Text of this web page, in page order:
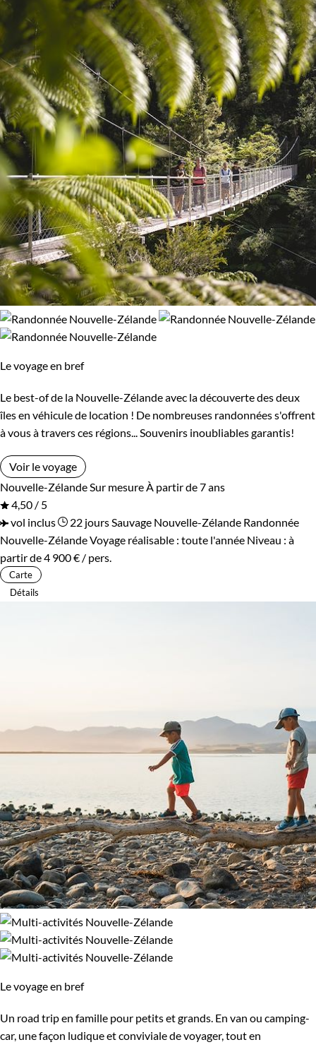
Le voyage en bref
Le best-of de la Nouvelle-Zélande avec la découverte des deux
îles en véhicule de location ! De nombreuses randonnées s'offrent
à vous à travers ces régions... Souvenirs inoubliables garantis!
Voir le voyage
Nouvelle-Zélande Sur mesure À partir de 7 ans
4,50 / 5
vol inclus
22 jours Sauvage Nouvelle-Zélande Randonnée
Nouvelle-ZélandeVoyage réalisable : toute l'année Niveau : à
partir de4 900 € / pers.
Carte
Détails
Le voyage en bref
Un road trip en famille pour petits et grands. En van ou camping-
car, une façon ludique et conviviale de voyager, tout en